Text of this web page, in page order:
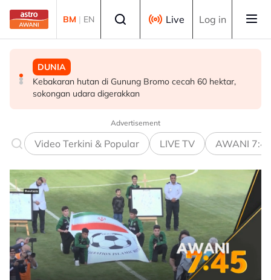
Skip to main content
BM | EN Live Log in
MALAYSIA
Pendekatan menyeluruh bagi Malaysia bersedia hadapi
demensia menjelang 2030 - Hanifah
DUNIA
Kebakaran hutan di Gunung Bromo cecah 60 hektar,
sokongan udara digerakkan
DUNIA
Jerman naikkan anggaran kematian berkaitan haba
kepada hampir 12,000
Advertisement
Video Terkini & Popular LIVE TV AWANI